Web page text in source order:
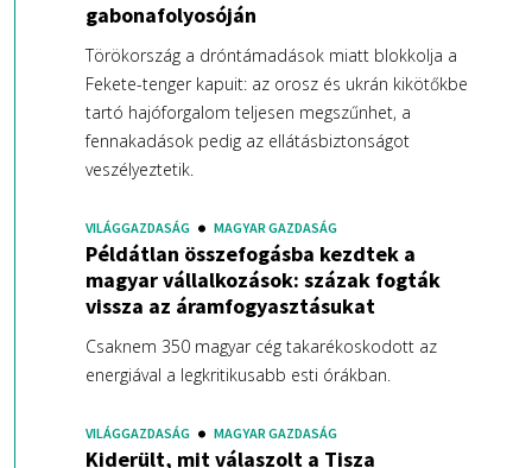
gabonafolyosóján
Törökország a dróntámadások miatt blokkolja a
Fekete-tenger kapuit: az orosz és ukrán kikötőkbe
tartó hajóforgalom teljesen megszűnhet, a
fennakadások pedig az ellátásbiztonságot
veszélyeztetik.
VILÁGGAZDASÁG MAGYAR GAZDASÁG
Példátlan összefogásba kezdtek a
magyar vállalkozások: százak fogták
vissza az áramfogyasztásukat
Csaknem 350 magyar cég takarékoskodott az
energiával a legkritikusabb esti órákban.
VILÁGGAZDASÁG MAGYAR GAZDASÁG
Kiderült, mit válaszolt a Tisza